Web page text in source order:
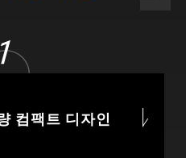
컴팩트 디자인